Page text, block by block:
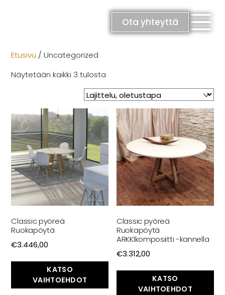
Ota yhteyttä
RATKAISUT
Keittiöt
Kylpyhuoneet
Eteiset
Kodinhoitohuoneet
Makuuhuoneet
INSPIRAATIO
Galleria
Asiakaskokemuksia
ARKKIkauppa
Etusivu / Uncategorized
Näytetään kaikki 3 tulosta
Classic pyöreä
Ruokapöytä
€3.446,00
KATSO
VAIHTOEHDOT
Classic pyöreä
Ruokapöytä
ARKKIkomposiitti -kannella
€3.312,00
KATSO
VAIHTOEHDOT